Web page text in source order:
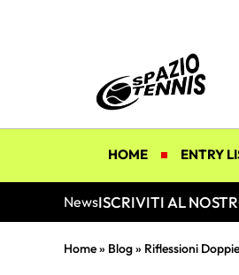
HOME ENTRY
NewsISCRIVITI AL
Home» Blog» Riflessioni